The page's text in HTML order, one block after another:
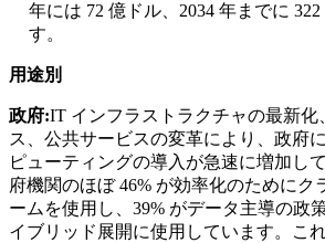
年には 72 億ドル、2034 年までに
す。
用途別
政府:IT インフラストラクチャの最新化
ス、公共サービスの変革により、政府
ピューティングの導入が急速に増加し
府機関のほぼ 46% が効率化のためにク
ームを使用し、39% がデータ主導の政
イブリッド展開に使用しています。こ